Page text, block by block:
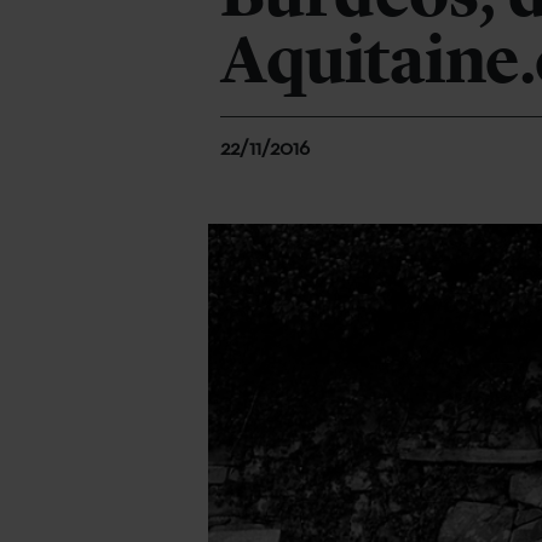
22/11/2016